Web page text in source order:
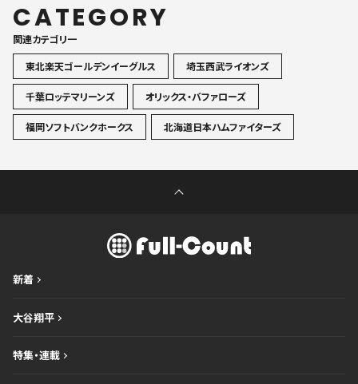
CATEGORY
関連カテゴリ一
東北楽天ゴールデンイーグルス
埼玉西武ライオンズ
千葉ロッテマリーンズ オリックス・バファローズ
福岡ソフトバンクホークス 北海道日本ハムファイターズ
新着
大谷翔平
特集・連載